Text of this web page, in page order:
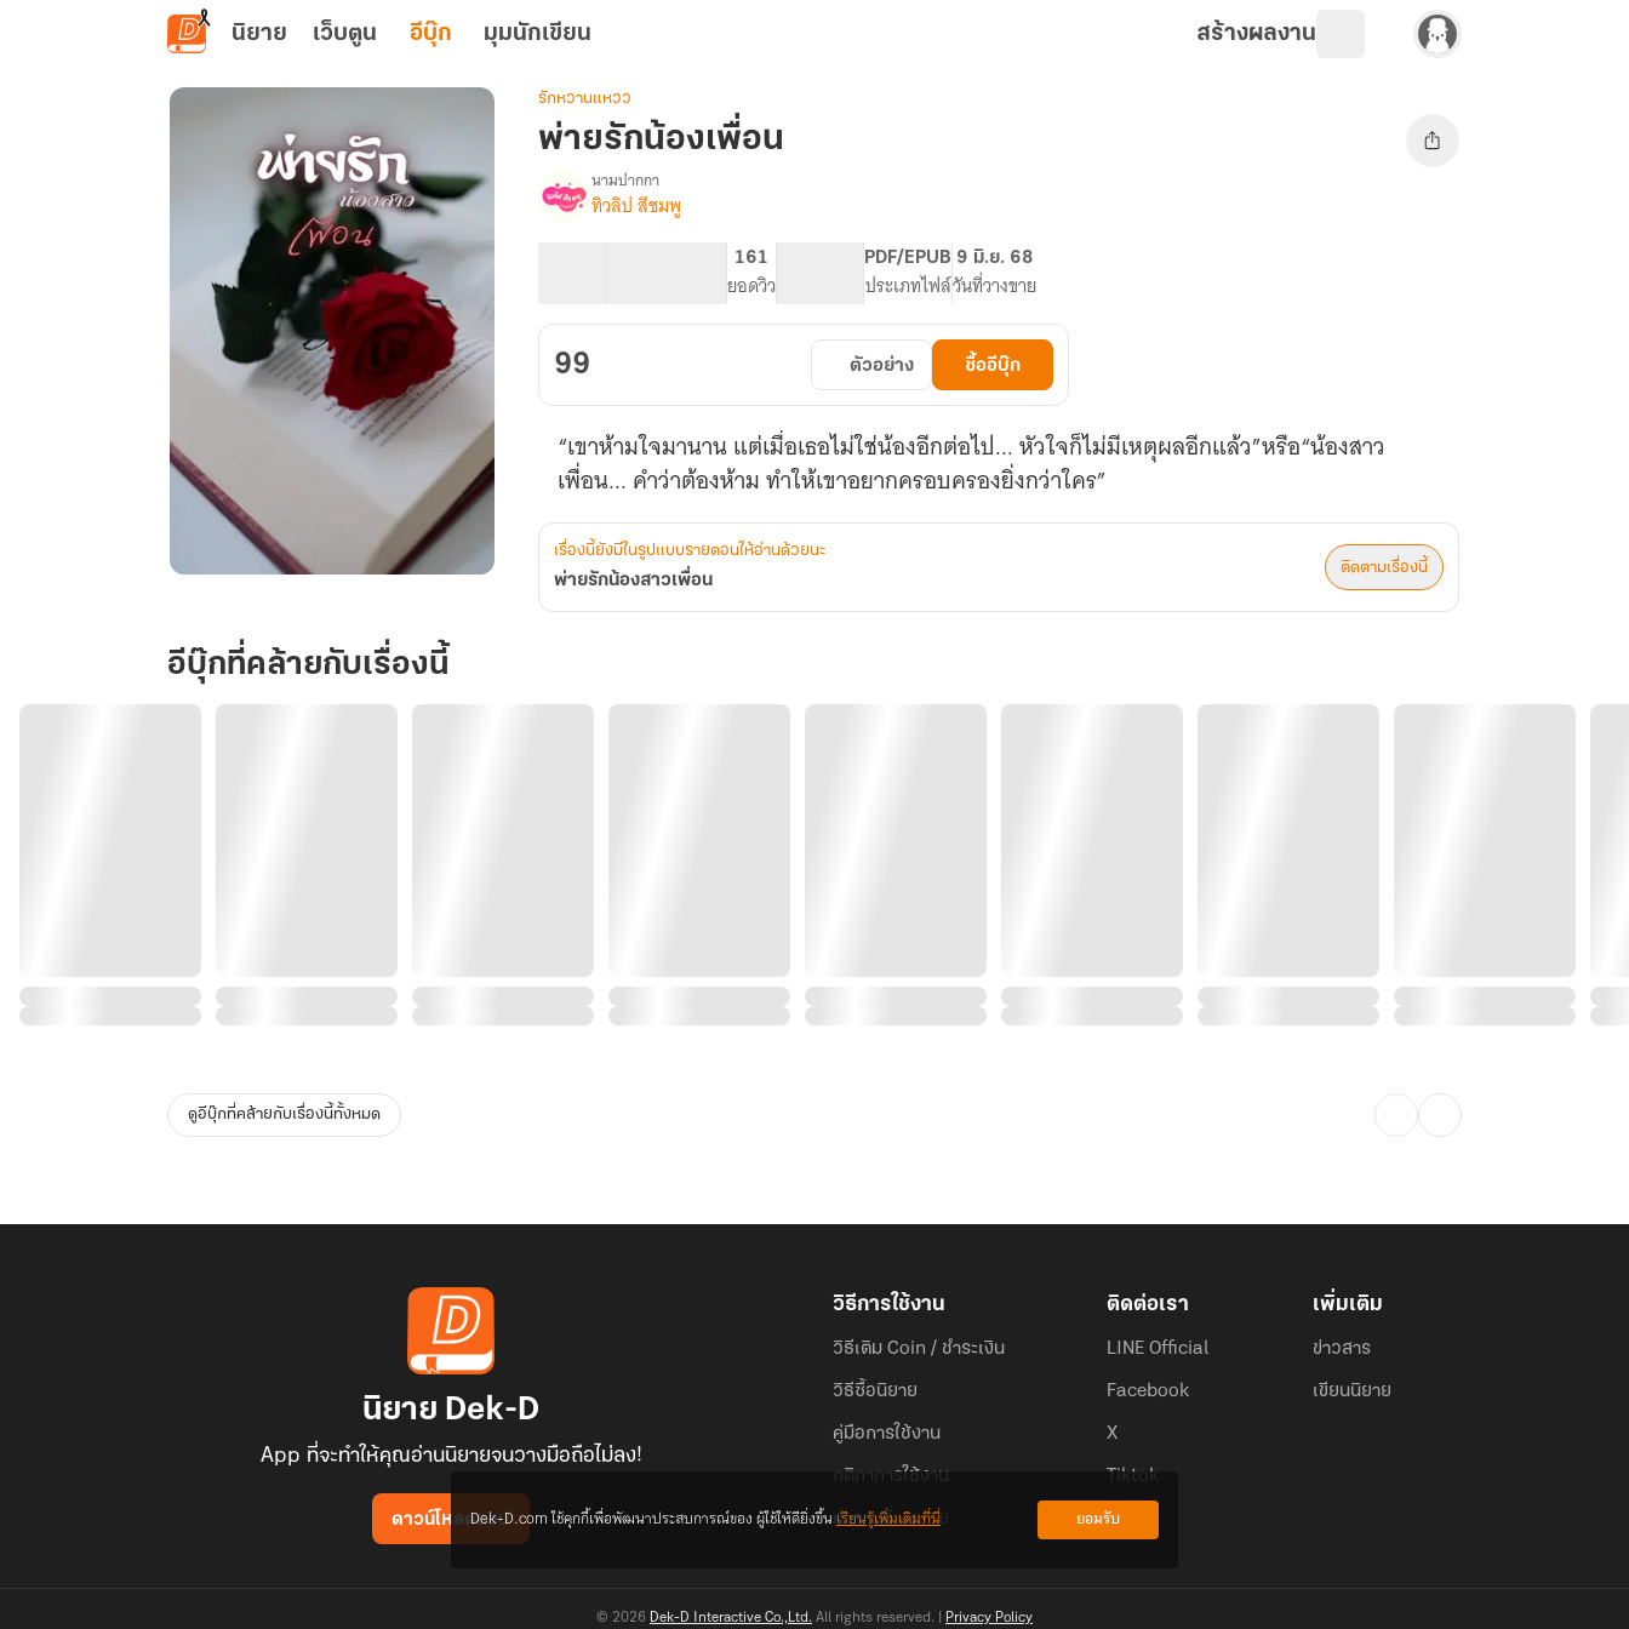
ข้ามไปยังเนื้อหาหลัก
นิยาย เว็บตูน อีบุ๊ก มุมนักเขียน สร้างผลงาน
น้อง
เพื่อน
รักหวานแหวว
พ่ายรักน้องเพื่อน
เรื่อง
เพื่อน
นามปากกา
ทิวลิป สีชมพู
161
ยอดวิว
PDF/EPUB
ประเภทไฟล์
9 มิ.ย. 68
วันที่วางขาย
99 ตัวอย่าง ซื้ออีบุ๊ก
“เขาห้ามใจมานาน แต่เมื่อเธอไม่ใช่น้องอีกต่อไป... หัวใจก็ไม่มีเหตุผลอีกแล้ว”หรือ“น้องสาว
เพื่อน... คำว่าต้องห้าม ทำให้เขาอยากครอบครองยิ่งกว่าใคร”
เรื่องนี้ยังมีในรูปแบบรายตอนให้อ่านด้วยนะ
พ่ายรักน้องสาวเพื่อน
ติดตามเรื่องนี้
อีบุ๊กที่คล้ายกับเรื่องนี้
ดูอีบุ๊กที่คล้ายกับเรื่องนี้ทั้งหมด
นิยาย Dek-D
App ที่จะทำให้คุณอ่านนิยายจนวางมือถือไม่ลง!
ดาวน์โหลดแอป
วิธีการใช้งาน
วิธีเติม Coin / ชำระเงิน
วิธีซื้อนิยาย
คู่มือการใช้งาน
กติกาการใช้งาน
คำถามที่พบบ่อย
ติดต่อเรา
LINE Official
Facebook
X
Tiktok
เพิ่มเติม
ข่าวสาร
เขียนนิยาย
© 2026 Dek-D Interactive Co.,Ltd. All rights reserved. | Privacy Policy
Dek-D.com ใช้คุกกี้เพื่อพัฒนาประสบการณ์ของ ผู้ใช้ให้ดียิ่งขึ้นเรียนรู้เพิ่มเติมที่นี่ ยอมรับ